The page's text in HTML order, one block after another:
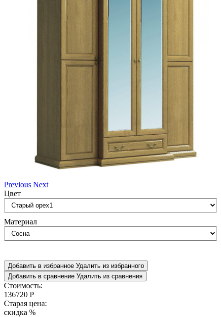
Previous Next
Цвет
Материал
Добавить в избранное Удалить из избранного
Добавить в сравнение Удалить из сравнения
Стоимость:
136720 Р
Старая цена:
скидка %